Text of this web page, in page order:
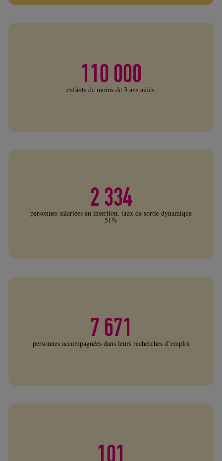
110 000
enfants de moins de 3 ans aidés.
2 334
personnes salariées en insertion, taux de sortie dynamique
51%
7 671
personnes accompagnées dans leurs recherches d’emploi
101